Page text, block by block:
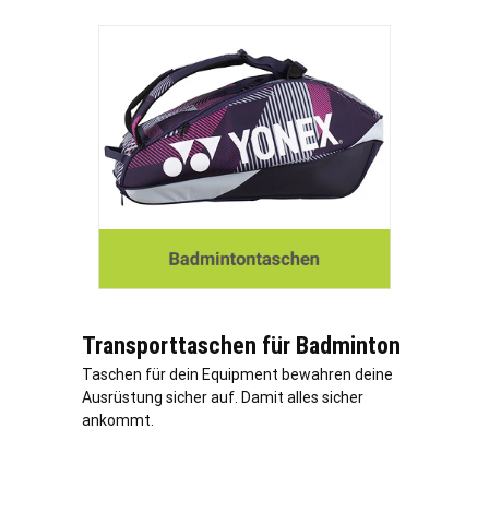
Transporttaschen für Badminton
Taschen für dein Equipment bewahren deine
Ausrüstung sicher auf. Damit alles sicher
ankommt.